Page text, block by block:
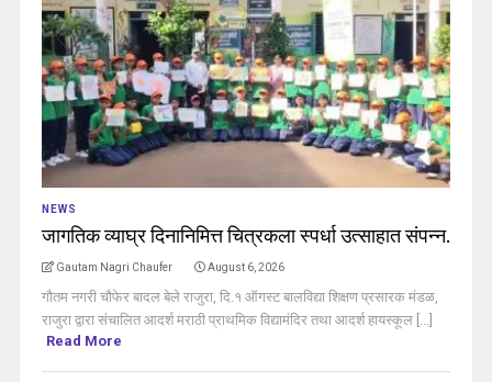
NEWS
जागतिक व्याघ्र दिनानिमित्त चित्रकला स्पर्धा उत्साहात संपन्न.
Gautam Nagri Chaufer August 6, 2026
गौतम नगरी चौफेर बादल बेले राजुरा, दि.१ ऑगस्ट बालविद्या शिक्षण प्रसारक मंडळ,
राजुरा द्वारा संचालित आदर्श मराठी प्राथमिक विद्यामंदिर तथा आदर्श हायस्कूल [...]
Read More